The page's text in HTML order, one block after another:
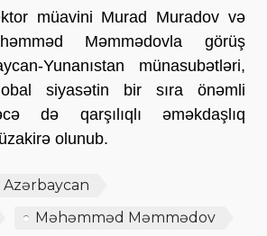
müavini Murad Muradov və
Məmmədovla görüş
Yunanıstan münasubətləri,
siyasətin bir sıra önəmli
də qarşılıqlı əməkdaşlıq
olunub.
Azərbaycan
Məhəmməd Məmmədov